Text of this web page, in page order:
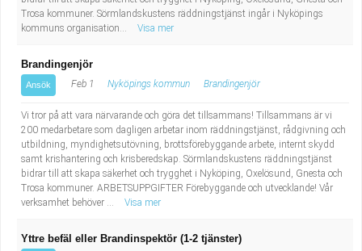
Trosa kommuner. Sörmlandskustens räddningstjänst ingår i Nyköpings
kommuns organisation...
Visa mer
Brandingenjör
Ansök Feb 1 Nyköpings kommun Brandingenjör
Vi tror på att vara närvarande och göra det tillsammans! Tillsammans är vi
200 medarbetare som dagligen arbetar inom räddningstjänst, rådgivning och
utbildning, myndighetsutövning, brottsförebyggande arbete, internt skydd
samt krishantering och krisberedskap. Sörmlandskustens räddningstjänst
bidrar till att skapa säkerhet och trygghet i Nyköping, Oxelösund, Gnesta och
Trosa kommuner. ARBETSUPPGIFTER Förebyggande och utvecklande! Vår
verksamhet behöver ...
Visa mer
Yttre befäl eller Brandinspektör (1-2 tjänster)